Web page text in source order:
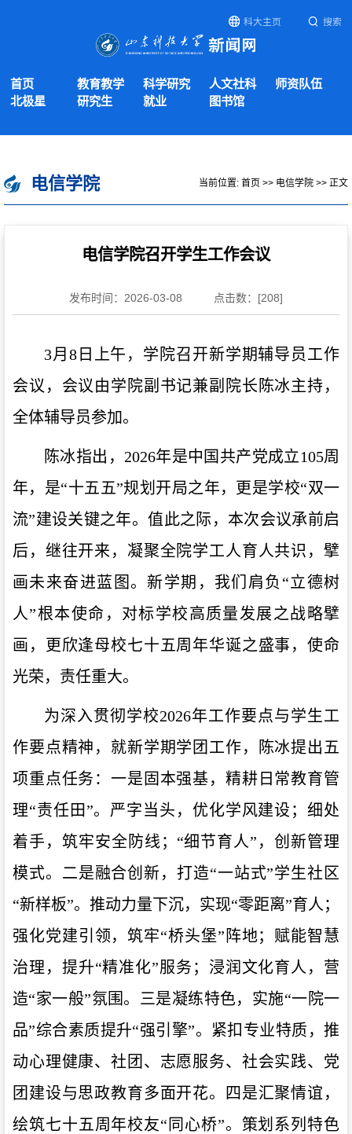
科大主页 搜索
首页 教育教学 科学研究 人文社科
师资队伍
北极星
研究生 就业 图书馆
电信学院 当前位置: 首页 >> 电信学院 >> 正文
电信学院召开学生工作会议
发布时间：2026-03-08 点击数：[208]
3月8日上午，学院召开新学期辅导员工作
会议，会议由学院副书记兼副院长陈冰主持，
全体辅导员参加。
陈冰指出， 2026年是中国共产党成立105周
年，是“十五五”规划开局之年，更是学校“双一
流”建设关键之年。值此之际，本次会议承前启
后，继往开来，凝聚全院学工人育人共识，擘
画未来奋进蓝图。新学期，我们肩负 “立德树
人”根本使命，对标学校高质量发展之战略擘
画，更欣逢母校七十五周年华诞之盛事，使命
光荣，责任重大。
为深入贯彻学校2026年工作要点与学生工
作要点精神，就新学期学团 工作，
陈冰提出五
项重点任务：一是 固本强基，精耕日常教育管
理“责任田”。 严字当头，优化学风建设 ； 细处
着手，筑牢安全防线； “细节育人”，创新管理
模式。二是融合创新，打造“一站式”学生社区
“新样板”。 推动力量下沉，实现“零距离”育人 ；
强化党建引领，筑牢“桥头堡”阵地； 赋能智慧
治理，提升“精准化”服务 ； 浸润文化育人，营
造“家一般”氛围。三是凝练特色，实施“一院一
品”综合素质提升“强引擎”。 紧扣专业特质，推
动心理健康、社团 、 志愿服务、 社会实践、 党
团建设与思政教育多面开花。四 是汇聚情谊，
绘筑七十五周年校友“同心桥”。 策划系列特色